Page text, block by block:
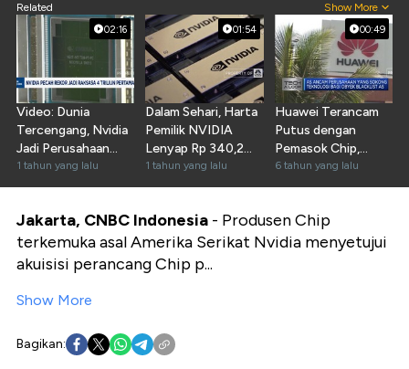
Related Show More
02:16
Video: Dunia
Tercengang, Nvidia
Jadi Perusahaan
USD 4 Triliun
Pertama
1 tahun yang lalu
01:54
Dalam Sehari, Harta
Pemilik NVIDIA
Lenyap Rp 340,2
Triliun!
1 tahun yang lalu
00:49
Huawei Terancam
Putus dengan
Pemasok Chip,
TSMC
6 tahun yang lalu
Jakarta, CNBC Indonesia - Produsen Chip
terkemuka asal Amerika Serikat Nvidia menyetujui
akuisisi perancang Chip p...
Show More
Bagikan: